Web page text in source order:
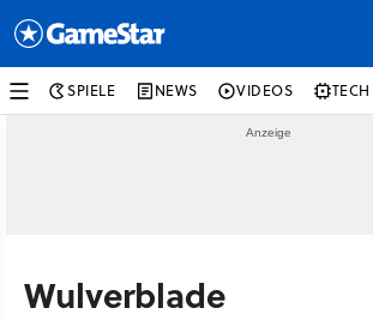
SPIELE NEWS VIDEOS TECH
Wulverblade